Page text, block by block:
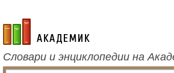
academic.ru
Словари и энциклопедии на